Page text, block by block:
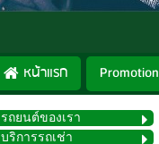
หน้าแรก Promotion
รถยนต์ของเรา
บริการรถเช่า